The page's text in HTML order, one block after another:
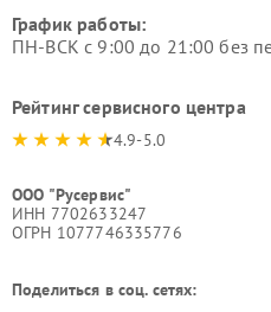
График работы:
ПН-ВСК с 9:00 до 21:00 без
Рейтинг сервисного центра
4.9-5.0
ООО "Русервис"
ИНН 7702633247
ОГРН 1077746335776
Поделиться в соц. сетях: